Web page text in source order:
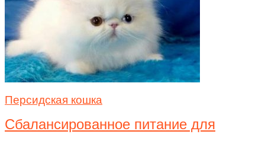
Персидская кошка
Сбалансированное питание для